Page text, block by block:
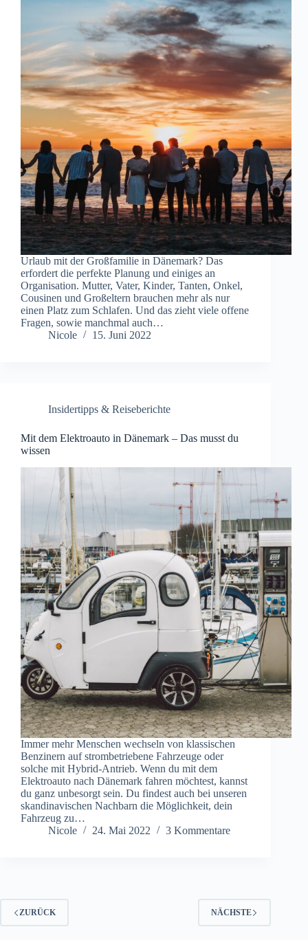
Urlaub mit der Großfamilie in Dänemark? Das
erfordert die perfekte Planung und einiges an
Organisation. Mutter, Vater, Kinder, Tanten, Onkel,
Cousinen und Großeltern brauchen mehr als nur
einen Platz zum Schlafen. Und das zieht viele offene
Fragen, sowie manchmal auch…
Nicole
15. Juni 2022
Insidertipps & Reiseberichte
Mit dem Elektroauto in Dänemark – Das musst du
wissen
Immer mehr Menschen wechseln von klassischen
Benzinern auf strombetriebene Fahrzeuge oder
solche mit Hybrid-Antrieb. Wenn du mit dem
Elektroauto nach Dänemark fahren möchtest, kannst
du ganz unbesorgt sein. Du findest auch bei unseren
skandinavischen Nachbarn die Möglichkeit, dein
Fahrzeug zu…
Nicole
24. Mai 2022 3 Kommentare
ZURÜCK NÄCHSTE